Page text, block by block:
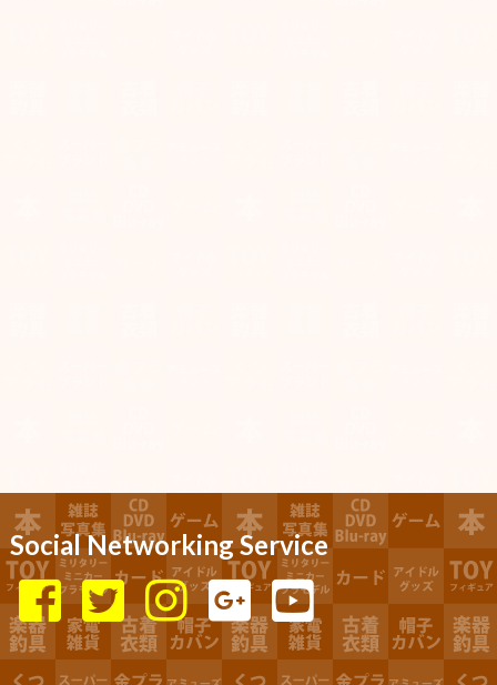
Social Networking Service